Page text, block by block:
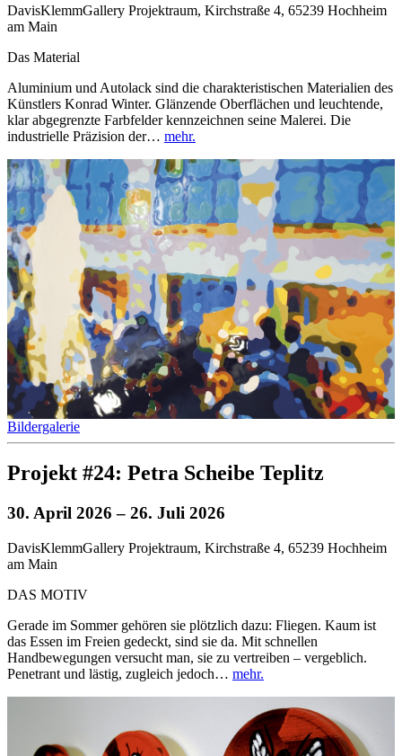
DavisKlemmGallery Projektraum, Kirchstraße 4, 65239 Hochheim
am Main
Das Material
Aluminium und Autolack sind die charakteristischen Materialien des
Künstlers Konrad Winter. Glänzende Oberflächen und leuchtende,
klar abgegrenzte Farbfelder kennzeichnen seine Malerei. Die
industrielle Präzision der… mehr.
Bildergalerie
Projekt #24: Petra Scheibe Teplitz
30. April 2026 – 26. Juli 2026
DavisKlemmGallery Projektraum, Kirchstraße 4, 65239 Hochheim
am Main
DAS MOTIV
Gerade im Sommer gehören sie plötzlich dazu: Fliegen. Kaum ist
das Essen im Freien gedeckt, sind sie da. Mit schnellen
Handbewegungen versucht man, sie zu vertreiben – vergeblich.
Penetrant und lästig, zugleich jedoch… mehr.